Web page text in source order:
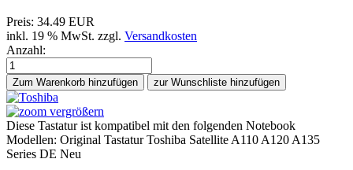
Preis: 34.49 EUR
inkl. 19 % MwSt. zzgl. Versandkosten
Anzahl:
Zum Warenkorb hinzufügen
vergrößern
Diese Tastatur ist kompatibel mit den folgenden Notebook
Modellen: Original Tastatur Toshiba Satellite A110 A120 A135
Series DE Neu